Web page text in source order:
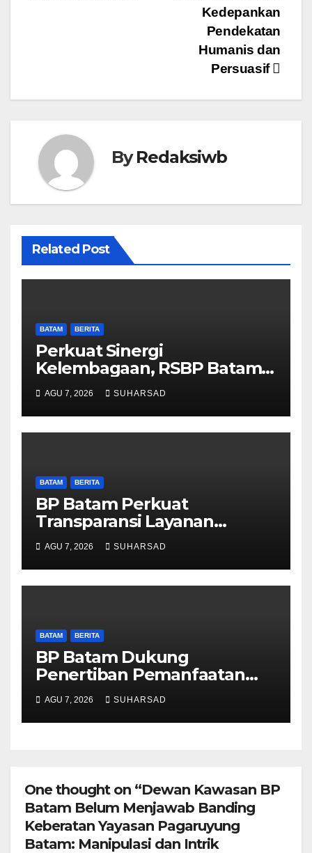
Kedepankan
Pendekatan
Humanis dan
Persuasif
ByRedaksiwb
Related Post
BATAM BERITA
Perkuat Sinergi
Kelembagaan, RSBP Batam
dan BPOM Pastikan
Pelayanan dan Ketersediaan
Obat Aman
AGU 7, 2026 SUHARSAD
BATAM BERITA
BP Batam Perkuat
Transparansi Layanan
Pertanahan, Alokasi Tanah
Reguler Segera Hadir Melalui
LMS
AGU 7, 2026 SUHARSAD
BATAM BERITA
BP Batam Dukung
Penertiban Pemanfaatan
Ruang Laut Sesuai
Ketentuan Peraturan
Perundang-undangan
AGU 7, 2026 SUHARSAD
One thought on “Dewan Kawasan BP
Batam Belum Menjawab Banding
Keberatan Yayasan Pagaruyung
Batam: Manipulasi dan Intrik